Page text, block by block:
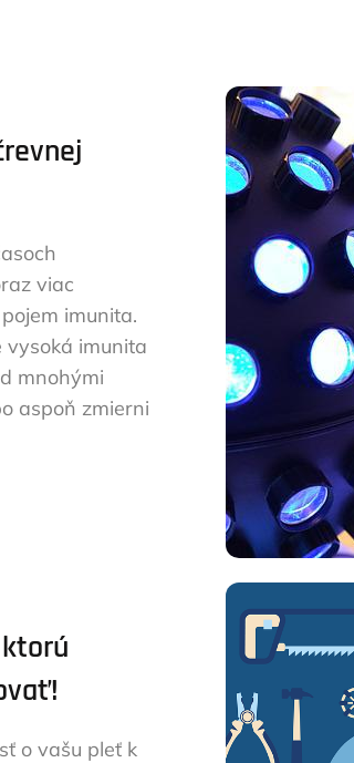
viac
imunita.
vysoká imunita
mnohými
aspoň zmierni
o vašu pleť k